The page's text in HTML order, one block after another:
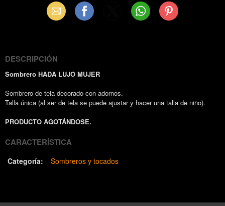
Email Facebook WhatsAppPinterest
DESCRIPCIÓN
Sombrero HADA LUJO MUJER
Sombrero de tela decorado con adornos.
Talla única (al ser de tela se puede ajustar y hacer una talla de niño).
PRODUCTO AGOTÁNDOSE.
CARACTERÍSTICA
Categoría: Sombreros y tocados